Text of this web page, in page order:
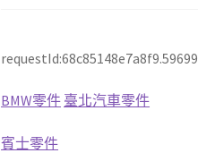
BMW零件 臺北汽車零件
賓士零件